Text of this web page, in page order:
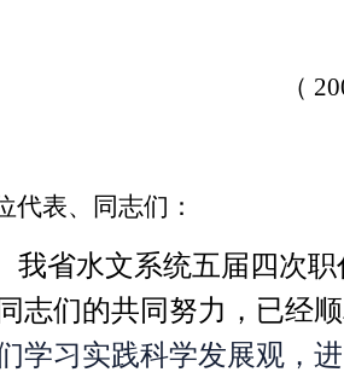
（
代表、同志们：
我省水文系统五届四次
志们的共同努力，已经
学习实践科学发展观，